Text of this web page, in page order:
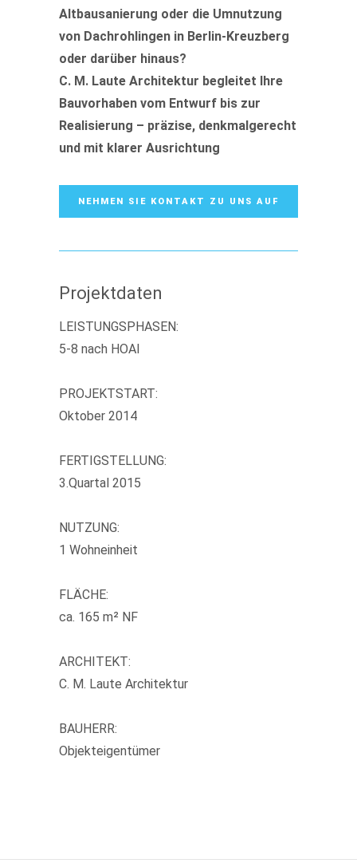
Altbausanierung oder die Umnutzung
von Dachrohlingen in Berlin-Kreuzberg
oder darüber hinaus?
C. M. Laute Architektur begleitet Ihre
Bauvorhaben vom Entwurf bis zur
Realisierung – präzise, denkmalgerecht
und mit klarer Ausrichtung
NEHMEN SIE KONTAKT ZU UNS AUF
Projektdaten
LEISTUNGSPHASEN:
5-8 nach HOAI
PROJEKTSTART:
Oktober 2014
FERTIGSTELLUNG:
3.Quartal 2015
NUTZUNG:
1 Wohneinheit
FLÄCHE:
ca. 165 m² NF
ARCHITEKT:
C. M. Laute Architektur
BAUHERR:
Objekteigentümer